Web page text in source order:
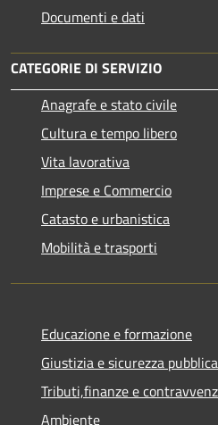
Documenti e dati
CATEGORIE DI SERVIZIO
Anagrafe e stato civile
Cultura e tempo libero
Vita lavorativa
Imprese e Commercio
Catasto e urbanistica
Mobilità e trasporti
Educazione e formazione
Giustizia e sicurezza pubblica
Tributi,finanze e
Ambiente